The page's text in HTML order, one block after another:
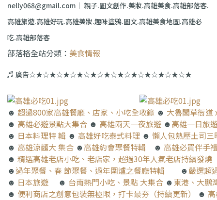
nelly068@gmail.com｜ 親子.圖文創作.美妝.高雄美食.高雄部落客.
高雄旅遊.高雄好玩.高雄美妝.趣味塗鴉.圖文.高雄美食地圖.高雄必
吃.高雄部落客
部落格全站分類： 美食情報
♬ 廣告☆★☆★☆★☆★☆★☆★☆★☆★☆★☆★☆★☆★
☻ 超過800家高雄餐廳、店家、小吃全收錄 ☻ 大魯閣草衙道
☻ 高雄必遊景點大集合 ☻ 高雄兩天一夜旅遊 ☻高雄一日旅
☻ 日本料理特 輯 ☻ 高雄好吃泰式料理 ☻ 懶人包熱壓土司三
☻ 高雄涼麵大 集合 ☻高雄約會聚餐特輯 ☻ 高雄必買伴手
☻ 精選高雄老店小吃、老店家，超過30年人氣老店持續發燒
☻過年聚餐、春 節聚餐、過年圍爐之餐廳特輯 ☻嚴選超
☻ 日本旅遊 ☻ 台南熱門小吃、景點 大集合 ☻東港、大鵬
☻ 便利商店之創意包裝無極限，打卡最夯（持續更新） ☻